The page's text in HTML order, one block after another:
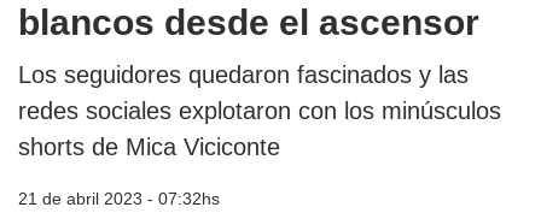
blancos desde el ascensor
Los seguidores quedaron fascinados y las
redes sociales explotaron con los minúsculos
shorts de Mica Viciconte
21 de abril 2023 - 07:32hs